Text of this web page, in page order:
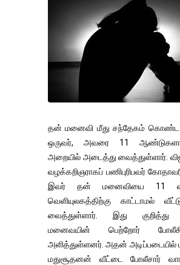
தன் மனைவி மீது சந்தேகம் கொண்ட
ஒருவர், அவரை 11
அறையில் அடைத்து வைத்துள்ளார்.
வழக்கறிஞராகப் பணிபுரிபவர்
இவர் தன் மனைவியை 11
வெளியுலகத்திற்கு காட்டாமல்
வைத்துள்ளார். இது குறித்து
மனைவயின் பெற்றோர்
அளித்துள்ளனர். அதன் அடிப்படையில்
மதுசூதனன் வீட்டை போலீசார்